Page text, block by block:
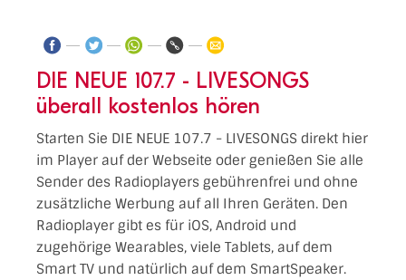
DIE NEUE 107.7 - LIVESONGS
überall kostenlos hören
Starten Sie DIE NEUE 107.7 - LIVESONGS direkt hier
im Player auf der Webseite oder genießen Sie alle
Sender des Radioplayers gebührenfrei und ohne
zusätzliche Werbung auf all Ihren Geräten. Den
Radioplayer gibt es für iOS, Android und
zugehörige Wearables, viele Tablets, auf dem
Smart TV und natürlich auf dem SmartSpeaker.